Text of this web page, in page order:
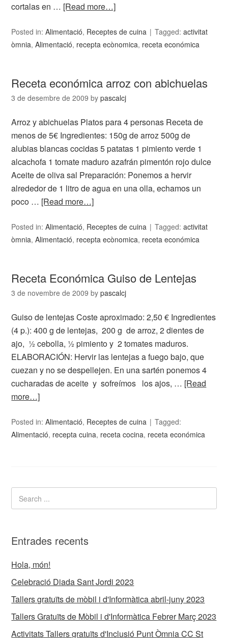
cortalas en … [Read more…]
Posted in:Alimentació, Receptes de cuina Tagged:activitat
òmnia,Alimentació, recepta ecònomica, receta económica
Receta económica arroz con abichuelas
3 de desembre de 2009 bypascalcj
Arroz y abichuelas Platos para 4 personas Receta de
menos de 5€ Ingredientes: 150g de arroz 500g de
alubias blancas cocidas 5 patatas 1 pimiento verde 1
alcachofa 1 tomate maduro azafrán pimentón rojo dulce
Aceite de oliva sal Preparación: Ponemos a hervir
alrededor de 1 litro de agua en una olla, echamos un
poco … [Read more…]
Posted in:Alimentació, Receptes de cuina Tagged:activitat
òmnia,Alimentació, recepta ecònomica, receta económica
Receta Económica Guiso de Lentejas
3 de novembre de 2009 bypascalcj
Guiso de lentejas Coste aproximado: 2,50 € Ingredientes
(4 p.): 400 g de lentejas, 200 g de arroz, 2 dientes de
ajo, ½ cebolla, ½ pimiento y 2 tomates maduros.
ELABORACIÓN: Hervir las lentejas a fuego bajo, que
cuezan y no se despellejen. En una sartén ponemos 4
cucharadas de aceite y sofreímos los ajos, … [Read
more…]
Posted in:Alimentació, Receptes de cuina
Tagged:
Alimentació, recepta cuina, receta cocina, receta económica
Entrades recents
Hola, món!
Celebració Diada Sant Jordi 2023
Tallers gratuïts de mòbil i d'Informàtica abril-juny 2023
Tallers Gratuïts de Mòbil i d'Informàtica Febrer Març 2023
Activitats Tallers gratuïts d'Inclusió Punt Òmnia CC St